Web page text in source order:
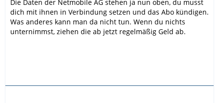
Die Daten der Netmobile AG stehen ja nun oben, du musst
dich mit ihnen in Verbindung setzen und das Abo kündigen.
Was anderes kann man da nicht tun. Wenn du nichts
unternimmst, ziehen die ab jetzt regelmäßig Geld ab.